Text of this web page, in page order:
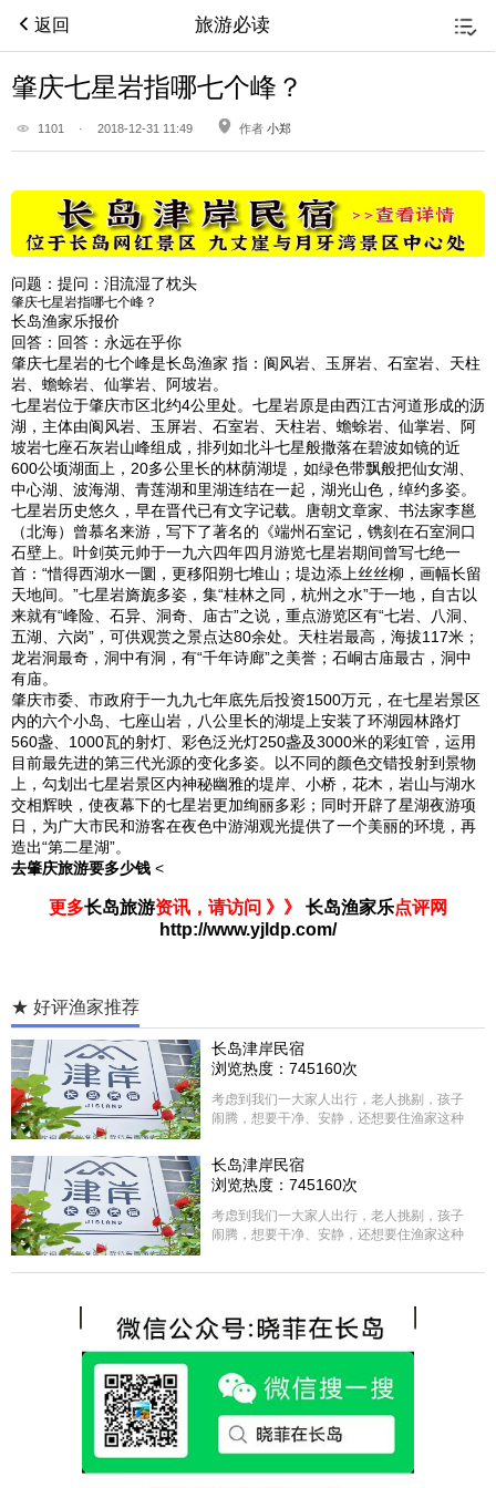
返回 旅游必读
肇庆七星岩指哪七个峰？
1101 · 2018-12-31 11:49 作者 小郑
问题： 提问：泪流湿了枕头
肇庆七星岩指哪七个峰？
长岛渔家乐报价
回答： 回答：永远在乎你
肇庆七星岩的七个峰是长岛渔家 指：阆风岩、玉屏岩、石室岩、天柱
岩、蟾蜍岩、仙掌岩、阿坡岩。
七星岩位于肇庆市区北约4公里处。七星岩原是由西江古河道形成的沥
湖，主体由阆风岩、玉屏岩、石室岩、天柱岩、蟾蜍岩、仙掌岩、阿
坡岩七座石灰岩山峰组成，排列如北斗七星般撒落在碧波如镜的近
600公顷湖面上，20多公里长的林荫湖堤，如绿色带飘般把仙女湖、
中心湖、波海湖、青莲湖和里湖连结在一起，湖光山色，绰约多姿。
七星岩历史悠久，早在晋代已有文字记载。唐朝文章家、书法家李邕
（北海）曾慕名来游，写下了著名的《端州石室记，镌刻在石室洞口
石壁上。叶剑英元帅于一九六四年四月游览七星岩期间曾写七绝一
首：“惜得西湖水一圜，更移阳朔七堆山；堤边添上丝丝柳，画幅长留
天地间。”七星岩旖旎多姿，集“桂林之同，杭州之水”于一地，自古以
来就有“峰险、石异、洞奇、庙古”之说，重点游览区有“七岩、八洞、
五湖、六岗”，可供观赏之景点达80余处。天柱岩最高，海拔117米；
龙岩洞最奇，洞中有洞，有“千年诗廊”之美誉；石峒古庙最古，洞中
有庙。
肇庆市委、市政府于一九九七年底先后投资1500万元，在七星岩景区
内的六个小岛、七座山岩，八公里长的湖堤上安装了环湖园林路灯
560盏、1000瓦的射灯、彩色泛光灯250盏及3000米的彩虹管，运用
目前最先进的第三代光源的变化多姿。以不同的颜色交错投射到景物
上，勾划出七星岩景区内神秘幽雅的堤岸、小桥，花木，岩山与湖水
交相辉映，使夜幕下的七星岩更加绚丽多彩；同时开辟了星湖夜游项
日，为广大市民和游客在夜色中游湖观光提供了一个美丽的环境，再
造出“第二星湖”。
去肇庆旅游要多少钱 <
更多长岛旅游资讯，请访问 》》 长岛渔家乐点评网
http://www.yjldp.com/
★ 好评渔家推荐
长岛津岸民宿
浏览热度：745160次
考虑到我们一大家人出行，老人挑剔，孩子
闹腾，想要干净、安静，还想要住渔家这种
选择津岸民宿，实际体验客房很干净，饭菜
方面家里老人也很满意，整体饭菜给搭配的
很好，每顿饭也不重样的，海鲜确实是非常
的新鲜呢，另外值得一提的是，他家的海菜
包子非常好吃。 其实长岛可选的酒店、民宿
各不相同，可以根据自己的喜好选择。非常
热情，能根据我提出的需求来安排房间，这
点很好。
长岛津岸民宿
浏览热度：745160次
考虑到我们一大家人出行，老人挑剔，孩子
闹腾，想要干净、安静，还想要住渔家这种
选择津岸民宿，实际体验客房很干净，饭菜
很好，每顿饭也不重样的，海鲜确实是非常
的新鲜呢，另外值得一提的是，他家的海菜
包子非常好吃。 其实长岛可选的酒店、民宿
各不相同，可以根据自己的喜好选择。非常
推荐津岸民宿，关键是老板娘晓菲很细心、
热情，能根据我提出的需求来安排房间，这
点很好。